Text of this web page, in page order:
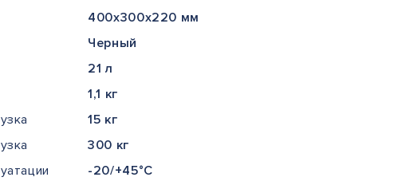
400x300x220 мм
Черный
21 л
1,1 кг
15 кг
300 кг
-20/+45°С